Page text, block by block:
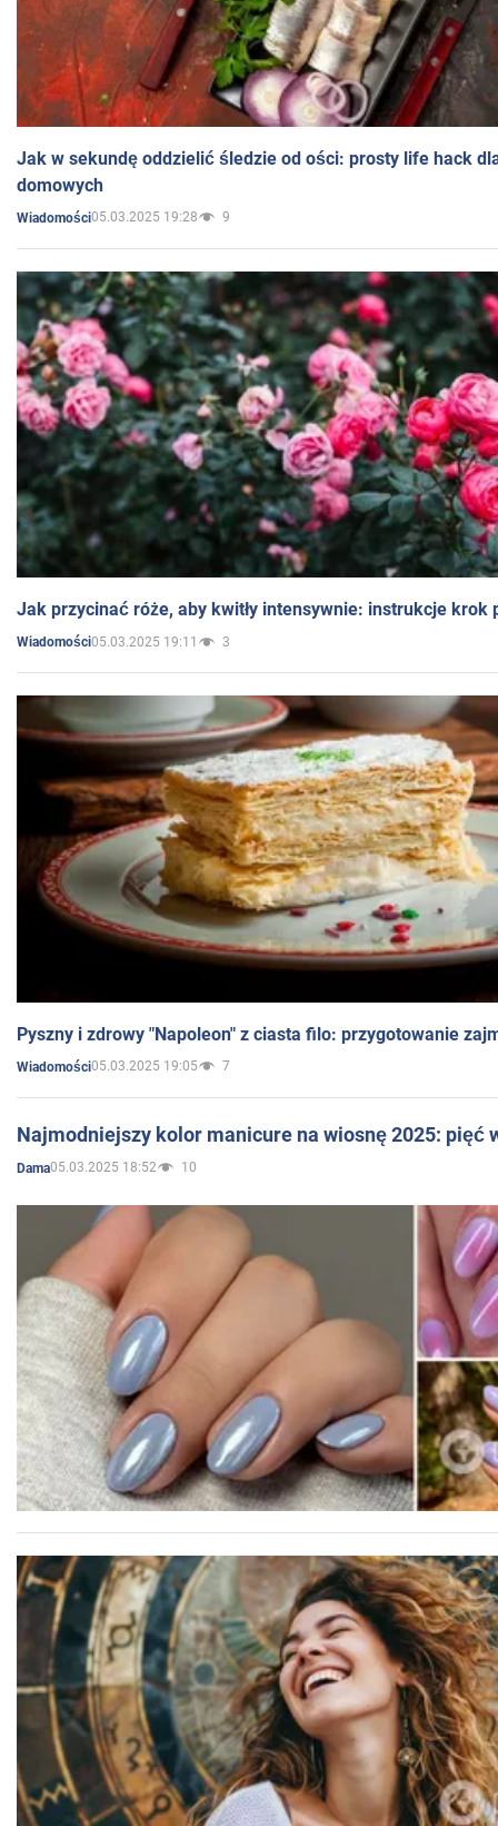
Jak w sekundę oddzielić śledzie od ości: prosty life hack
domowych
Wiadomości05.03.2025 19:28 9
Jak przycinać róże, aby kwitły intensywnie: instrukcje krok
Wiadomości05.03.2025 19:11 3
Pyszny i zdrowy "Napoleon" z ciasta filo: przygotowanie
Wiadomości05.03.2025 19:05 7
Najmodniejszy kolor manicure na wiosnę 2025: pięć
Dama05.03.2025 18:52 10